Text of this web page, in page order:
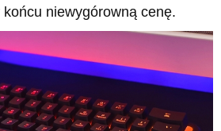
niewygórowną cenę.